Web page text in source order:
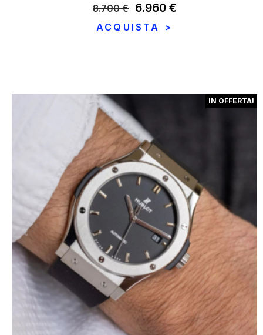
8.700€
Il
prezzo
6.960 €
ACQUISTA >
IN OFFERTA!